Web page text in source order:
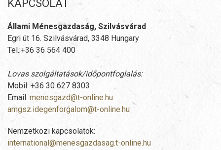
KAPCSOLAT
Állami Ménesgazdaság, Szilvásvárad
Egri út 16. Szilvásvárad, 3348 Hungary
Tel.:+36 36 564 400
Lovas szolgáltatások/időpontfoglalás:
Mobil: +36 30 627 8303
Email: menesgazd@t-online.hu
amgsz.idegenforgalom@t-online.hu
Nemzetközi kapcsolatok:
international@menesgazdasag.t-online.hu